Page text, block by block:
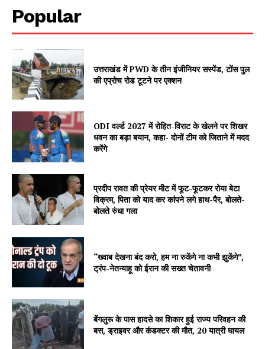
SUBSCRIBE NOW
Company
About
Contact us
Subscription Plans
My account
Popular
उत्तराखंड में PWD के तीन इंजीनियर सस्पेंड, टोंस पुल
की एप्रोच रोड टूटने पर एक्शन
ODI वर्ल्ड 2027 में रोहित-विराट के खेलने पर शिखर
धवन का बड़ा बयान, कहा- दोनों टीम को जिताने में मदद
करेंगे
प्रदीप रावत की प्रेयर मीट में फूट-फूटकर रोया बेटा
विक्रम, पिता को याद कर कांपने लगे हाथ-पैर, बोलते-
बोलते रुंधा गला
“ख्वाब देखना बंद करो, हम ना रुकेंगे ना कभी झुकेंगे”,
ट्रंप-नेतन्याहू को ईरान की सख्त चेतावनी
बेंगलुरू के पास हादसे का शिकार हुई राज्य परिवहन की
बस, ड्राइवर और कंडक्टर की मौत, 20 यात्री घायल